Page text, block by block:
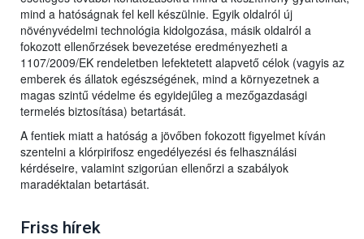
mind a hatóságnak fel kell készülnie. Egyik oldalról új
növényvédelmi technológia kidolgozása, másik oldalról a
fokozott ellenőrzések bevezetése eredményezheti a
1107/2009/EK rendeletben lefektetett alapvető célok (vagyis az
emberek és állatok egészségének, mind a környezetnek a
magas szintű védelme és egyidejűleg a mezőgazdasági
termelés biztosítása) betartását.
A fentiek miatt a hatóság a jövőben fokozott figyelmet kíván
szentelni a klórpirifosz engedélyezési és felhasználási
kérdéseire, valamint szigorúan ellenőrzi a szabályok
maradéktalan betartását.
Friss hírek